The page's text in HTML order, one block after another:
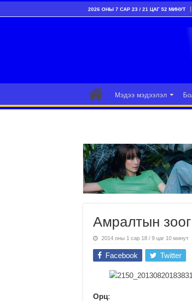
2026 ОНЫ 7 САР 23 / 21 ЦАГ 52 МИНУТ
Мэдээ мэдээлэл
Амралтын
2014 оны 1 сар 18 / 9 цаг 10 минут
Facebook Twitter
Орц: